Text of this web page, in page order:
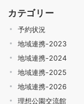
カテゴリー
予約状況
地域連携-2023
地域連携-2024
地域連携-2025
地域連携-2026
理想公園交流館